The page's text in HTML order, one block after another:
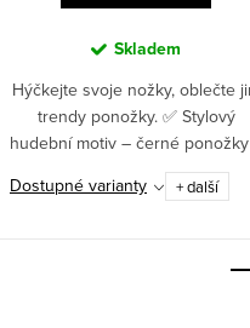
Skladem
Hýčkejte svoje nožky, oblečte
trendy ponožky. ✅ Stylový
hudební motiv – černé
pampeliškou a notami zaujmou
na první pohled✅ Univerzální
Dostupné varianty + další